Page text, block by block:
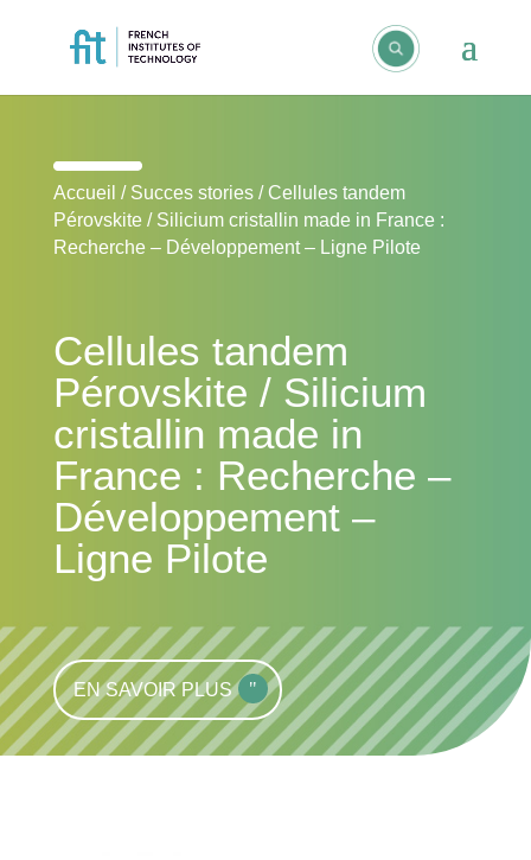
Accueil / Succes stories/ Cellules tandem
Pérovskite / Silicium cristallin made in France :
Recherche – Développement – Ligne Pilote
Cellules tandem
Pérovskite / Silicium
cristallin made in
France : Recherche –
Développement –
Ligne Pilote
EN SAVOIR PLUS